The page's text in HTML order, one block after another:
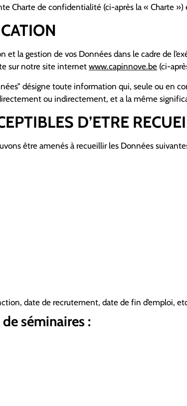
Charte de confidentialité (ci-après la « Charte
et la gestion de vos Données dans le cadre de
sur notre site internet www.capinnove.be (ci-
désigne toute information qui, seule ou en
ou indirectement, et a la même
D’ETRE
être amenés à recueillir les Données
date de recrutement, date de fin d’emploi,
séminaires :